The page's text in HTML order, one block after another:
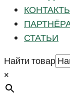
СТАТЬИ
Найти товар
×